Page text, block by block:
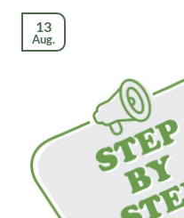
13
Aug.